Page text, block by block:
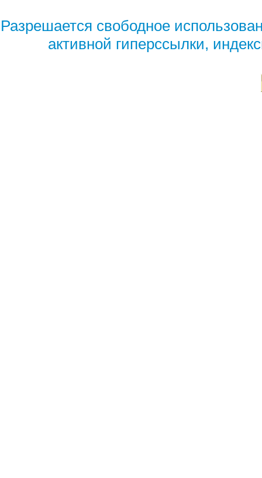
Разрешается свободное
активной гиперссылки,